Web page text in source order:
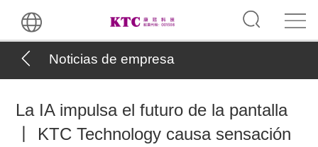
Noticias de empresa
La IA impulsa el futuro de la pantalla
丨 KTC Technology causa sensación